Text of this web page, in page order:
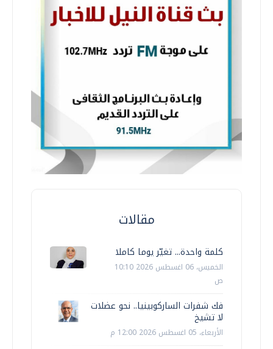
مقالات
كلمة واحدة... تغيّر يوما كاملا
الخميس، 06 اغسطس 2026 10:10
ص
فك شفرات الساركوبينيا.. نحو عضلات
لا تشيخ
الأربعاء، 05 اغسطس 2026 12:00 م